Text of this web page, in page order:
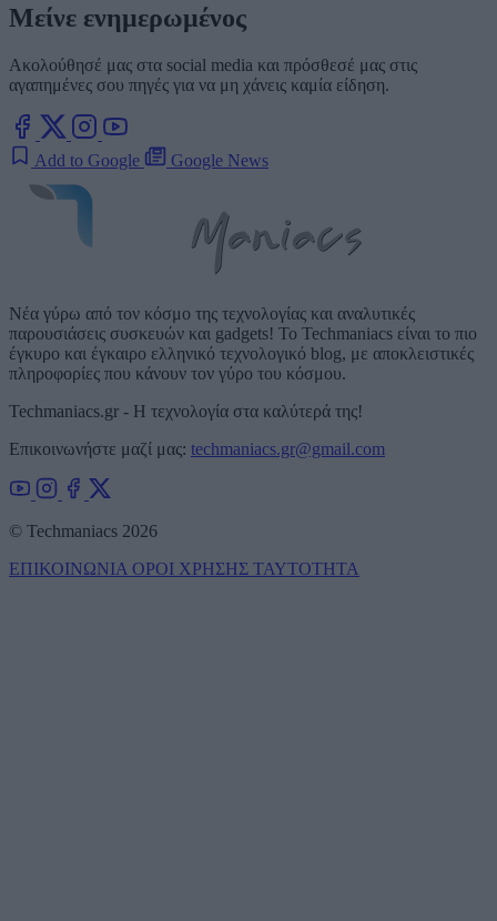
Μείνε ενημερωμένος
Ακολούθησέ μας στα social media και πρόσθεσέ μας στις
αγαπημένες σου πηγές για να μη χάνεις καμία είδηση.
Add to Google Google News
Νέα γύρω από τον κόσμο της τεχνολογίας και αναλυτικές
παρουσιάσεις συσκευών και gadgets! Το Techmaniacs είναι το πιο
έγκυρο και έγκαιρο ελληνικό τεχνολογικό blog, με αποκλειστικές
πληροφορίες που κάνουν τον γύρο του κόσμου.
Techmaniacs.gr - Η τεχνολογία στα καλύτερά της!
Επικοινωνήστε μαζί μας: techmaniacs.gr@gmail.com
© Techmaniacs 2026
ΕΠΙΚΟΙΝΩΝΙΑ ΟΡΟΙ ΧΡΗΣΗΣ ΤΑΥΤΟΤΗΤΑ